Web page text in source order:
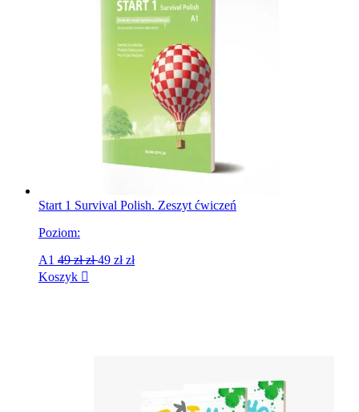
Start 1 Survival Polish. Zeszyt ćwiczeń
Poziom:
A1 49 złzł 49 złzł
Koszyk